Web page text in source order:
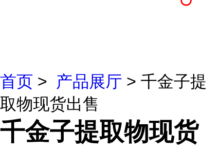
首页 > 产品展厅 > 千金子提
取物现货出售
千金子提取物现货